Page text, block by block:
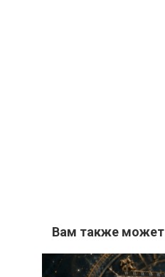
Вам также может